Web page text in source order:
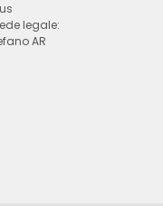
legale:
AR